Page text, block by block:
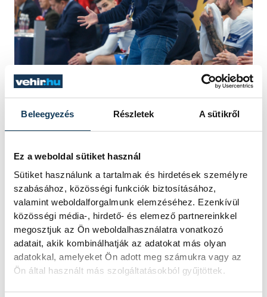
Beleegyezés Részletek A sütikről
Ez a weboldal sütiket használ
Sütiket használunk a tartalmak és hirdetések személyre
szabásához, közösségi funkciók biztosításához,
valamint weboldalforgalmunk elemzéséhez. Ezenkívül
közösségi média-, hirdető- és elemező partnereinkkel
megosztjuk az Ön weboldalhasználatra vonatkozó
adatait, akik kombinálhatják az adatokat más olyan
adatokkal, amelyeket Ön adott meg számukra vagy az
Ön által használt más szolgáltatásokból gyűjtöttek.
Mint kifejtette, nagyon nehéz volt
számukra a szezon első fele a Bajnokok
Ligájában, szerinte több pontot
érdemeltek volna, de néha nem játszottak
elég jól, néha pedig nem volt szerencséjük.